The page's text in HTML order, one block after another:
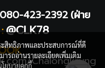
423-2392 (ฝ่าย
@CLK78
Chalongkrung
ะสิทธิภาพและประสบการณ์ที่ดี
ารถอ่านรายละเอียดเพิ่มเติม
ยบายคุกกี้